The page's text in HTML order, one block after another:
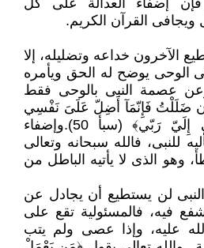
إضفاء العدالة على كل
ويجافى القرآن الكريم.
الآخرون خداعه وتضليله، إلا
الوحى يوضح له الحق ويأمره
عصمة النبى بالوحى فقط
ضَلَلْتُ فَإِنّمَآ أَضِلّ عَلَىَ نَفْسِي
وَإِنِ اهْتَدَيْتُ فَبِمَا يُوحِي إِلَيّ رَبّي﴾ (سبأ 50).وإضفاء
للنبى، فالله سبحانه وتعالى
وهو الذى لا يأتيه الباطل من
النبى لن يستطيع أن يجادل عن
فيه، فالمسئولية تقع على
عليه، وإذا عصى ولم يتب